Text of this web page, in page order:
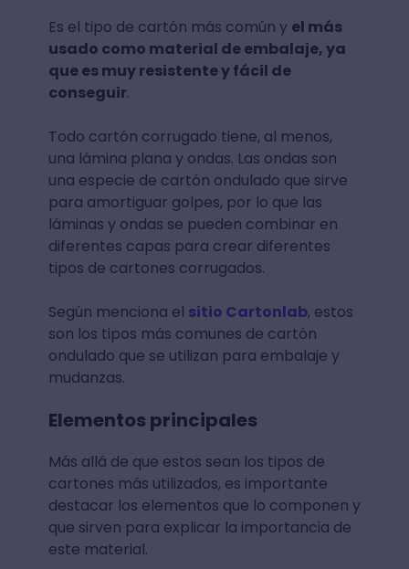
Es el tipo de cartón más común y el más
usado como material de embalaje, ya
que es muy resistente y fácil de
conseguir.
Todo cartón corrugado tiene, al menos,
una lámina plana y ondas. Las ondas son
una especie de cartón ondulado que sirve
para amortiguar golpes, por lo que las
láminas y ondas se pueden combinar en
diferentes capas para crear diferentes
tipos de cartones corrugados.
Según menciona el sitio Cartonlab, estos
son los tipos más comunes de cartón
ondulado que se utilizan para embalaje y
mudanzas.
Elementos principales
Más allá de que estos sean los tipos de
cartones más utilizados, es importante
destacar los elementos que lo componen y
que sirven para explicar la importancia de
este material.